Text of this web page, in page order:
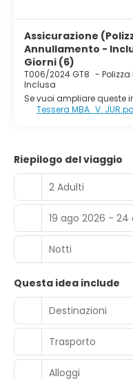
Assicurazione
Annullamento -
Giorni (6)
T006/2024 GT8 -
Inclusa
Se vuoi ampliare queste
Tessera MBA_V.
Riepilogo del viaggio
2 Adulti
19 ago 2026 - 24
Notti
Questa idea include
Destinazioni
Trasporto
Alloggi